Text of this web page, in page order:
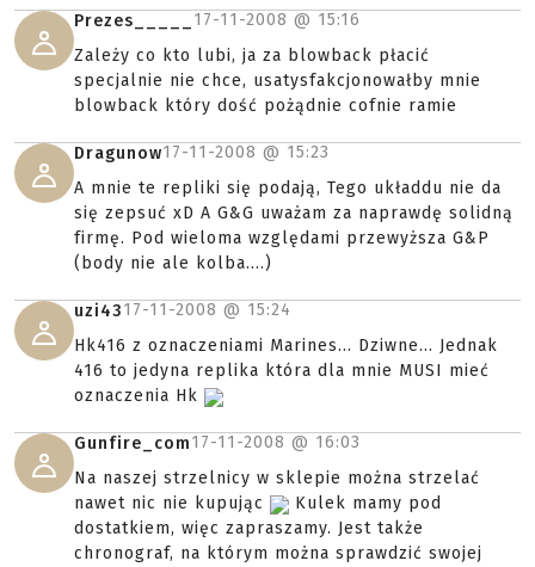
Prezes_____ 17-11-2008 @ 15:16
Zależy co kto lubi, ja za blowback płacić
specjalnie nie chce, usatysfakcjonowałby mnie
blowback który dość pożądnie cofnie ramie
Dragunow17-11-2008 @ 15:23
A mnie te repliki się podają, Tego układdu nie da
się zepsuć xD A G&G uważam za naprawdę solidną
firmę. Pod wieloma względami przewyższa G&P
(body nie ale kolba....)
uzi4317-11-2008 @ 15:24
Hk416 z oznaczeniami Marines... Dziwne... Jednak
416 to jedyna replika która dla mnie MUSI mieć
oznaczenia Hk
Gunfire_com17-11-2008 @ 16:03
Na naszej strzelnicy w sklepie można strzelać
nawet nic nie kupując
Kulek mamy pod
dostatkiem, więc zapraszamy. Jest także
chronograf, na którym można sprawdzić swojej